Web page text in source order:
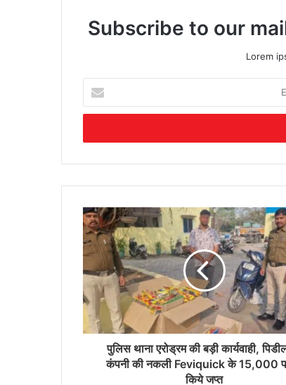
Subscribe to our
Lorem
your
Email
पुलिस थाना एरोड्रम की बड़ी कार्यवाही,
कंपनी की नकली Feviquick के 15,000
किये जप्त